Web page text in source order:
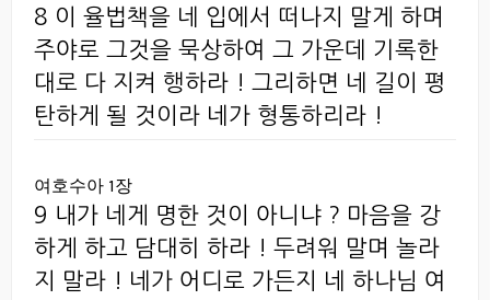
8 이 율법책을 네 입에서 떠나지 말게 하며
주야로 그것을 묵상하여 그 가운데 기록한
대로 다 지켜 행하라 ! 그리하면 네 길이 평
탄하게 될 것이라 네가 형통하리라 !
여호수아 1장
9 내가 네게 명한 것이 아니냐 ? 마음을 강
하게 하고 담대히 하라 ! 두려워 말며 놀라
지 말라 ! 네가 어디로 가든지 네 하나님 여